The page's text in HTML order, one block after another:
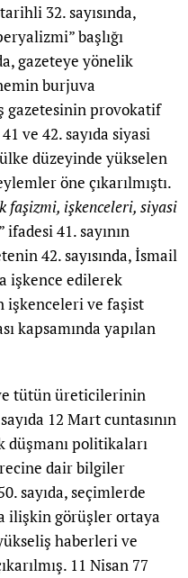
32. sayısında,
başlığı
gazeteye yönelik
burjuva
gazetesinin provokatif
ve 42. sayıda siyasi
düzeyinde yükselen
öne çıkarılmıştı.
faşizmi, işkenceleri, siyasi
” ifadesi 41. sayının
42. sayısında, İsmail
işkence edilerek
işkenceleri ve faşist
kapsamında yapılan
tütün üreticilerinin
12 Mart cuntasının
düşmanı politikaları
dair bilgiler
sayıda, seçimlerde
ilişkin görüşler ortaya
haberleri ve
11 Nisan 77